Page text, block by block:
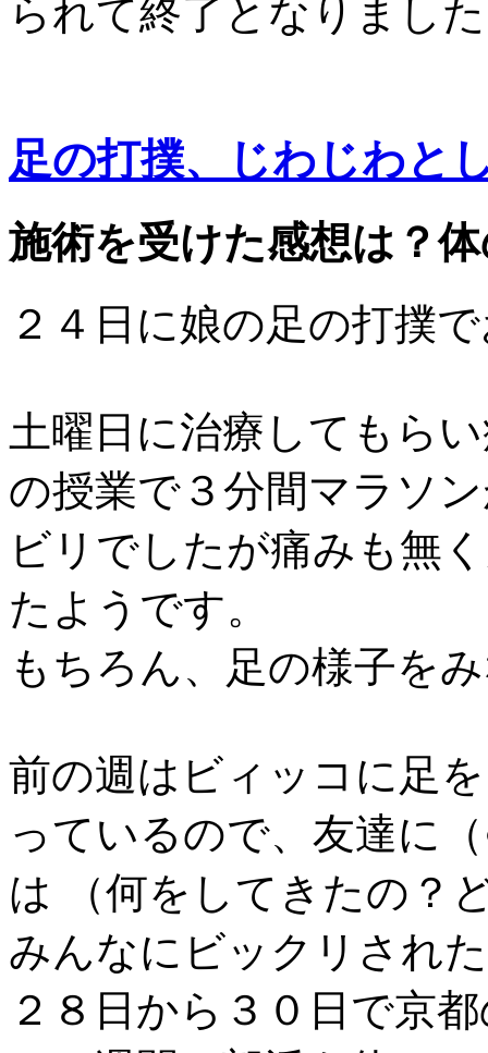
られて終了となりまし
足の打撲、じわじわと
施術を受けた感想は？
２４日に娘の足の打撲
土曜日に治療してもら
の授業で３分間マラソ
ビリでしたが痛みも無
たようです。
もちろん、足の様子を
前の週はビィッコに足
っているので、友達に
は （何をしてきたの？
みんなにビックリされ
２８日から３０日で京